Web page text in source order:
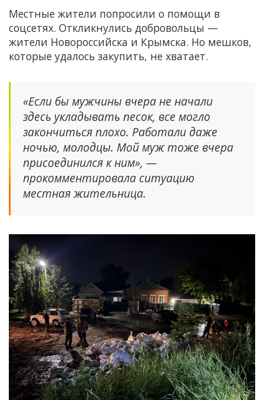
Местные жители попросили о помощи в
соцсетях. Откликнулись добровольцы —
жители Новороссийска и Крымска. Но мешков,
которые удалось закупить, не хватает.
«Если бы мужчины вчера не начали
здесь укладывать песок, все могло
закончиться плохо. Работали даже
ночью, молодцы. Мой муж тоже вчера
присоединился к ним», —
прокомментировала ситуацию
местная жительница.